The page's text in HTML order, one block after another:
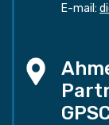
E-mail: